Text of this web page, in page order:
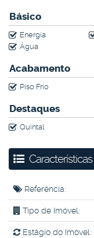
Básico
Energia
Água
Acabamento
Piso Frio
Destaques
Quintal
Referência:
Tipo de Imóvel:
Estágio do Imóvel: